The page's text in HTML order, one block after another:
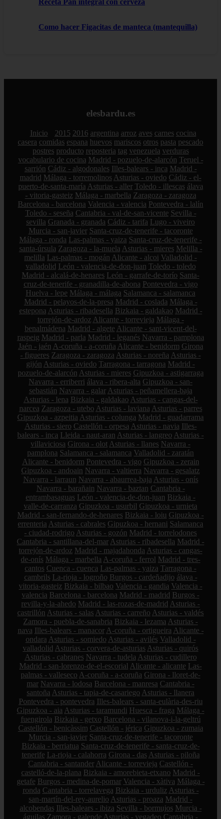
Como hacer Figacitas de manteca (mantequilla)
elesbardu.es
Inicio 2015 2016 argentina arroz aves carnes cocina
casera comidas espana huevos mariscos otros pasta pescado
postres producto reposteria tag venezuela verduras
vocabulario de cocina Madrid - pozuelo-de-alarcón Teruel -
sarrión Cádiz - algodonales Illes-balears - inca Madrid -
madrid Málaga - torremolinos Asturias - oviedo Cádiz - el-
puerto-de-santa-maría Asturias - aller Toledo - illescas álava
- vitoria-gasteiz Málaga - marbella Zaragoza - zaragoza
Barcelona - barcelona Valencia - valencia Pontevedra - lalín
Toledo - seseña Cantabria - val-de-san-vicente Sevilla -
sevilla Granada - granada Cádiz - tarifa Lugo - viveiro
Murcia - san-javier Santa-cruz-de-tenerife - tacoronte
Málaga - ronda Las-palmas - yaiza Santa-cruz-de-tenerife -
santa-úrsula Zaragoza - la-muela Asturias - mieres Melilla -
melilla Las-palmas - mogán Alicante - alcoi Valladolid -
valladolid León - valencia-de-don-juan Toledo - toledo
Madrid - alcalá-de-henares León - garrafe-de-torío Santa-
cruz-de-tenerife - granadilla-de-abona Pontevedra - vigo
Huelva - lepe Málaga - málaga Salamanca - salamanca
Madrid - pelayos-de-la-presa Madrid - coslada Málaga -
estepona Asturias - ribadesella Bizkaia - galdakao Madrid -
torrejón-de-ardoz Alicante - torrevieja Málaga -
benalmádena Madrid - algete Alicante - sant-vicent-del-
raspeig Madrid - parla Madrid - leganés Navarra - pamplona
Jaén - jaén A-coruña - a-coruña Alicante - benidorm Girona
- figueres Zaragoza - zaragoza Asturias - noreña Asturias -
gijón Asturias - oviedo Tarragona - tarragona Madrid -
pozuelo-de-alarcón Asturias - mieres Gipuzkoa - astigarraga
Navarra - erriberri álava - ribera-alta Gipuzkoa - san-
sebastián Navarra - galar Asturias - peñamellera-baja
Asturias - lena Bizkaia - galdakao Asturias - cangas-del-
narcea Zaragoza - utebo Asturias - laviana Asturias - parres
Gipuzkoa - azpeitia Asturias - colunga Madrid - guadarrama
Asturias - siero Castellón - orpesa Asturias - navia Illes-
balears - inca Lleida - naut-aran Asturias - langreo Asturias -
villaviciosa Girona - olot Asturias - llanes Navarra -
pamplona Salamanca - salamanca Valladolid - zaratán
Alicante - benidorm Pontevedra - vigo Gipuzkoa - zerain
Gipuzkoa - andoain Navarra - valtierra Navarra - gesalatz
Navarra - larraun Navarra - abaurrea-baja Asturias - onís
Navarra - barañain Navarra - baztan Cantabria -
entrambasaguas León - valencia-de-don-juan Bizkaia -
valle-de-carranza Gipuzkoa - usurbil Gipuzkoa - urnieta
Madrid - san-fernando-de-henares Bizkaia - loiu Gipuzkoa -
errenteria Asturias - cabrales Gipuzkoa - hernani Salamanca
- ciudad-rodrigo Asturias - gozón Madrid - torrelodones
Cantabria - santillana-del-mar Asturias - ribadesella Madrid -
torrejón-de-ardoz Madrid - majadahonda Asturias - cangas-
de-onís Málaga - marbella A-coruña - ferrol Madrid - tres-
cantos Cuenca - cuenca Las-palmas - yaiza Tarragona -
cambrils La-rioja - logroño Burgos - cardeñadijo álava -
vitoria-gasteiz Bizkaia - bilbao Valencia - gandia Valencia -
valencia Barcelona - barcelona Madrid - madrid Burgos -
revilla-y-la-ahedo Madrid - las-rozas-de-madrid Asturias -
castrillón Asturias - salas Asturias - carreño Asturias - valdés
Zamora - puebla-de-sanabria Bizkaia - lezama Asturias -
nava Illes-balears - manacor A-coruña - ortigueira Alicante -
ondara Asturias - somiedo Asturias - avilés Valladolid -
valladolid Asturias - corvera-de-asturias Asturias - quirós
Asturias - cabranes Navarra - tudela Asturias - cudillero
Madrid - san-lorenzo-de-el-escorial Alicante - alicante Las-
palmas - valleseco A-coruña - a-coruña Girona - lloret-de-
mar Navarra - lodosa Barcelona - manresa Cantabria -
santoña Asturias - tapia-de-casariego Asturias - llanera
Pontevedra - pontevedra Illes-balears - santa-eulària-des-riu
Gipuzkoa - aia Asturias - taramundi Huesca - fraga Málaga -
fuengirola Bizkaia - getxo Barcelona - vilanova-i-la-geltrú
Castellón - benicàssim Castellón - jérica Gipuzkoa - zumaia
Murcia - san-javier Santa-cruz-de-tenerife - tacoronte
Bizkaia - berriatua Santa-cruz-de-tenerife - santa-cruz-de-
tenerife La-rioja - calahorra Girona - das Asturias - piloña
Cantabria - santander Alicante - torrevieja Castellón -
castelló-de-la-plana Bizkaia - amorebieta-etxano Madrid -
getafe Burgos - medina-de-pomar Valencia - xàtiva Málaga -
ronda Cantabria - torrelavega Bizkaia - urduliz Asturias -
san-martín-del-rey-aurelio Asturias - proaza Madrid -
alcobendas Illes-balears - ibiza Sevilla - bormujos Murcia -
águilas Zamora - galende Asturias - vegadeo Cantabria -